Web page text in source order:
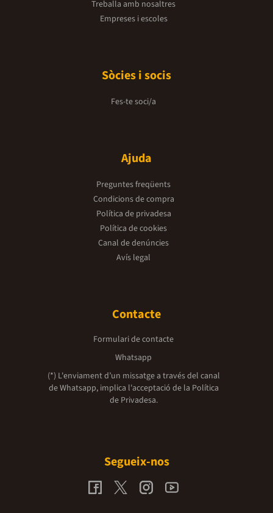
Treballa amb nosaltres
Empreses i escoles
Sòcies i socis
Fes-te soci/a
Ajuda
Preguntes freqüents
Condicions de compra
Política de privadesa
Política de cookies
Canal de denúncies
Avís legal
Contacte
Formulari de contacte
Whatsapp
(*) L'enviament d’un missatge a través del canal
de Whatsapp, implica l'acceptació de la Política
de Privadesa.
Segueix-nos